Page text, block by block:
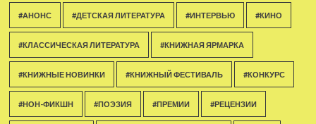
#АНОНС #ДЕТСКАЯ ЛИТЕРАТУРА #ИНТЕРВЬЮ #КИНО
#КЛАССИЧЕСКАЯ ЛИТЕРАТУРА #КНИЖНАЯ ЯРМАРКА
#КНИЖНЫЕ НОВИНКИ #КНИЖНЫЙ ФЕСТИВАЛЬ #КОНКУРС
#НОН-ФИКШН #ПОЭЗИЯ #ПРЕМИИ #РЕЦЕНЗИИ